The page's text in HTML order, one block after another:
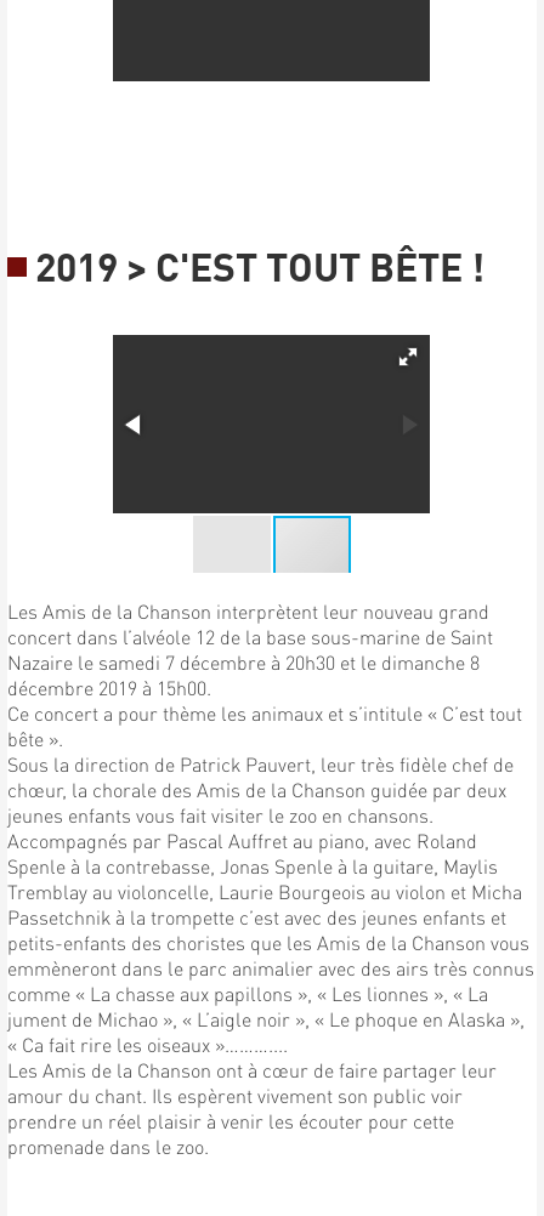
2019 > C'EST TOUT BÊTE !
Les Amis de la Chanson interprètent leur nouveau grand
concert dans l’alvéole 12 de la base sous-marine de Saint
Nazaire le samedi 7 décembre à 20h30 et le dimanche 8
décembre 2019 à 15h00.
Ce concert a pour thème les animaux et s’intitule « C’est tout
bête ».
Sous la direction de Patrick Pauvert, leur très fidèle chef de
chœur, la chorale des Amis de la Chanson guidée par deux
jeunes enfants vous fait visiter le zoo en chansons.
Accompagnés par Pascal Auffret au piano, avec Roland
Spenle à la contrebasse, Jonas Spenle à la guitare, Maylis
Tremblay au violoncelle, Laurie Bourgeois au violon et Micha
Passetchnik à la trompette c’est avec des jeunes enfants et
petits-enfants des choristes que les Amis de la Chanson vous
emmèneront dans le parc animalier avec des airs très connus
comme « La chasse aux papillons », « Les lionnes », « La
jument de Michao », « L’aigle noir », « Le phoque en Alaska »,
« Ca fait rire les oiseaux »………....
Les Amis de la Chanson ont à cœur de faire partager leur
amour du chant. Ils espèrent vivement son public voir
prendre un réel plaisir à venir les écouter pour cette
promenade dans le zoo.